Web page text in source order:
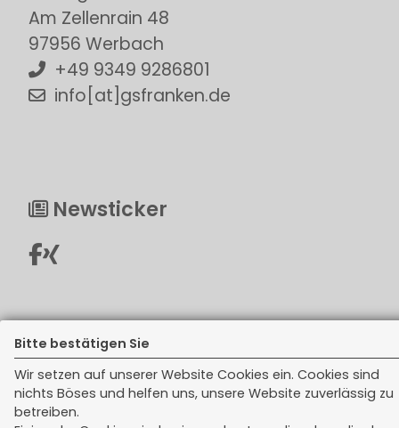
Bitte bestätigen Sie
Wir setzen auf unserer Website Cookies ein. Cookies sind
nichts Böses und helfen uns, unsere Website zuverlässig zu
betreiben.
Am Zellenrain 48
97956 Werbach
+49 9349 9286801
info[at]gsfranken.de
Newsticker
Rechtliches
Impressum